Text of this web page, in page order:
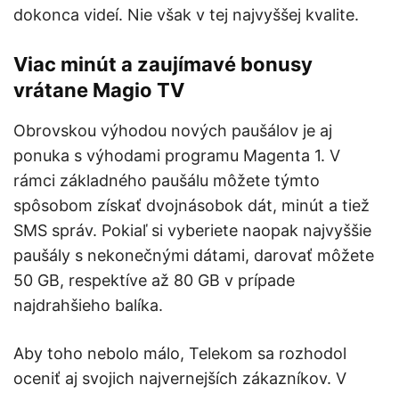
dokonca videí. Nie však v tej najvyššej kvalite.
Viac minút a zaujímavé bonusy
vrátane Magio TV
Obrovskou výhodou nových paušálov je aj
ponuka s výhodami programu Magenta 1. V
rámci základného paušálu môžete týmto
spôsobom získať dvojnásobok dát, minút a tiež
SMS správ. Pokiaľ si vyberiete naopak najvyššie
paušály s nekonečnými dátami, darovať môžete
50 GB, respektíve až 80 GB v prípade
najdrahšieho balíka.
Aby toho nebolo málo, Telekom sa rozhodol
oceniť aj svojich najvernejších zákazníkov. V